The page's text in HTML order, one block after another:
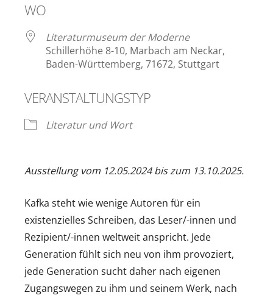
WO
Literaturmuseum der Moderne
Schillerhöhe 8-10, Marbach am Neckar,
Baden-Württemberg, 71672, Stuttgart
VERANSTALTUNGSTYP
Literatur und Wort
Ausstellung vom 12.05.2024 bis zum 13.10.2025.
Kafka steht wie wenige Autoren für ein
existenzielles Schreiben, das Leser/-innen und
Rezipient/-innen weltweit anspricht. Jede
Generation fühlt sich neu von ihm provoziert,
jede Generation sucht daher nach eigenen
Zugangswegen zu ihm und seinem Werk, nach